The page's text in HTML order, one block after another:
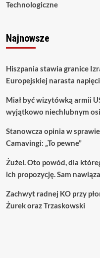
Technologiczne
Najnowsze
Hiszpania stawia granice
Europejskiej narasta
Miał być wizytówką armii
wyjątkowo niechlubnym
Stanowcza opinia w
Camavingi: „To pewne”
Żużel. Oto powód, dla
ich propozycję. Sam
Zachwyt radnej KO przy
Żurek oraz Trzaskowski